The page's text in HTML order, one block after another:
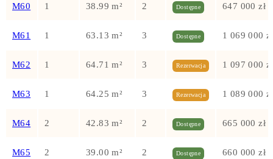
M60 1 38.99 m² 2 Dostępne 647 000 zł
M61 1 63.13 m² 3 Dostępne 1 069 000 zł
M62 1 64.71 m² 3 Rezerwacja 1 097 000 zł
M63 1 64.25 m² 3 Rezerwacja 1 089 000 zł
M64 2 42.83 m² 2 Dostępne 665 000 zł
M65 2 39.00 m² 2 Dostępne 660 000 zł